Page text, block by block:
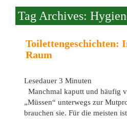
Tag Archives:
Toilettengeschichten:
Raum
Lesedauer 3 Minuten
Manchmal kaputt und häufig
„Müssen“ unterwegs zur
brauchen sie. Für die meisten